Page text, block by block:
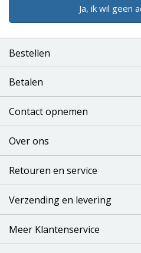
Ja, ik wil geen
Bestellen
Betalen
Contact opnemen
Over ons
Retouren en service
Verzending en levering
Meer Klantenservice